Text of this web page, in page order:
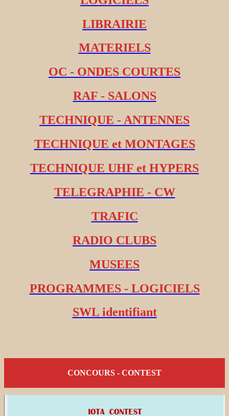
LIBRAIRIE
MATERIELS
OC - ONDES COURTES
RAF - SALONS
TECHNIQUE - ANTENNES
TECHNIQUE et MONTAGES
TECHNIQUE UHF et HYPERS
TELEGRAPHIE - CW
TRAFIC
RADIO CLUBS
MUSEES
PROGRAMMES - LOGICIELS
SWL identifiant
CONCOURS - CONTEST